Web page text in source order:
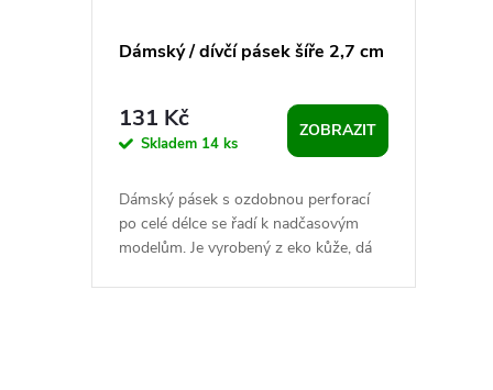
ů
Dámský / dívčí pásek šíře 2,7 cm
131 Kč
Skladem 14 ks
ZOBRAZIT
Dámský pásek s ozdobnou perforací
po celé délce se řadí k nadčasovým
modelům. Je vyrobený z eko kůže, dá